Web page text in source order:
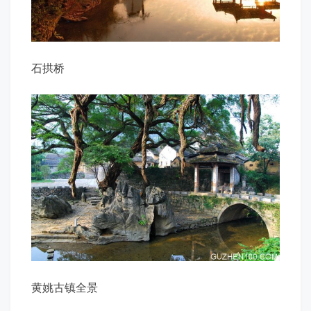
石拱桥
黄姚古镇全景